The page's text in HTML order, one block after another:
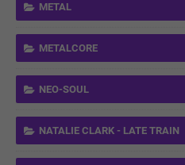
METAL
METALCORE
NEO-SOUL
NATALIE CLARK - LATE TRAIN